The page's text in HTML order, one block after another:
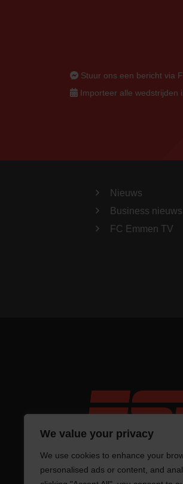
We value your privacy
We use cookies to enhance your
personalised ads or content, and
Stuur ons een bericht via
Importeer alle wedstrijden
Nieuws
Business nieuws
FC Emmen TV